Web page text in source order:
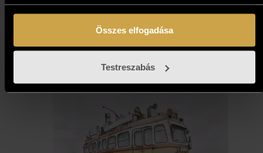
Összes elfogadása
Testreszabás
257 000Ft
Kosárba teszem